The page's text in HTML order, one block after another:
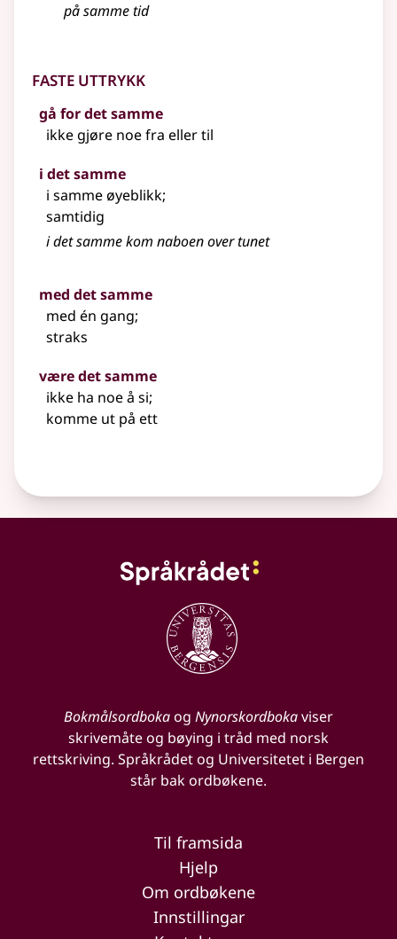
på samme tid
Faste uttrykk
gå for det samme
ikke gjøre noe fra ellertil
i det samme
i samme øyeblikk;
samtidig
i det samme kom naboen over tunet
med det samme
med én gang;
straks
være det samme
ikke ha noe å si;
komme ut på ett
Bokmålsordbokaog Nynorskordbokaviser
skrivemåte og bøying i tråd med norsk
rettskriving. Språkrådet og Universitetet i Bergen
står bak ordbøkene.
Til framsida
Hjelp
Om ordbøkene
Innstillingar